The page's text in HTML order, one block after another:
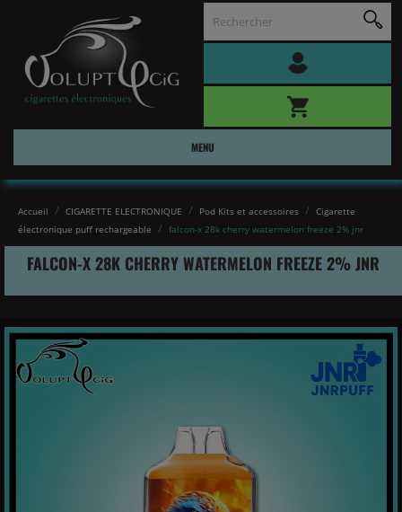
MENU
Accueil CIGARETTE ELECTRONIQUE Pod Kits et accessoires
Cigarette
électronique puff rechargeable
falcon-x 28k cherry watermelon freeze 2% jnr
FALCON-X 28K CHERRY WATERMELON FREEZE 2% JNR